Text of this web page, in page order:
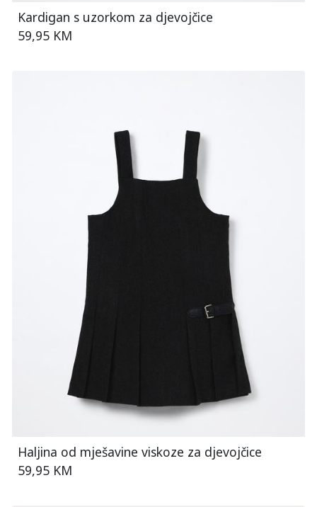
Kardigan s uzorkom za djevojčice
59,95 KM
Haljina od mješavine viskoze za djevojčice
59,95 KM